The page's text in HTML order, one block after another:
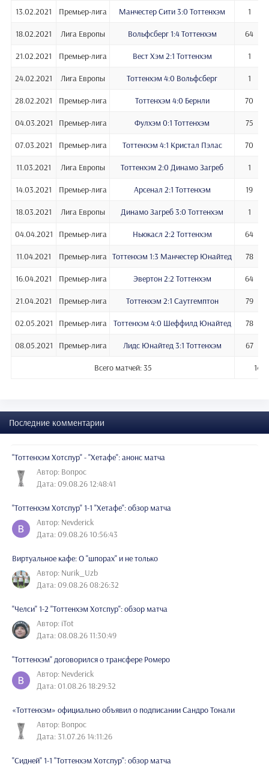
13.02.2021 Премьер-лига Манчестер Сити 3:0 Тоттенхэм 1
18.02.2021 Лига Европы Вольфсберг 1:4 Тоттенхэм 64
21.02.2021 Премьер-лига Вест Хэм 2:1 Тоттенхэм 1
24.02.2021 Лига Европы Тоттенхэм 4:0 Вольфсберг 1
28.02.2021 Премьер-лига Тоттенхэм 4:0 Бернли 70
04.03.2021 Премьер-лига Фулхэм 0:1 Тоттенхэм 75
07.03.2021 Премьер-лига Тоттенхэм 4:1 Кристал Пэлас 70
11.03.2021 Лига Европы Тоттенхэм 2:0 Динамо Загреб 1
14.03.2021 Премьер-лига Арсенал 2:1 Тоттенхэм 19
18.03.2021 Лига Европы Динамо Загреб 3:0 Тоттенхэм 1
04.04.2021 Премьер-лига Ньюкасл 2:2 Тоттенхэм 64
11.04.2021 Премьер-лига Тоттенхэм 1:3 Манчестер Юнайтед 78
16.04.2021 Премьер-лига Эвертон 2:2 Тоттенхэм 64
21.04.2021 Премьер-лига Тоттенхэм 2:1 Саутгемптон 79
02.05.2021 Премьер-лига Тоттенхэм 4:0 Шеффилд Юнайтед 78
08.05.2021 Премьер-лига Лидс Юнайтед 3:1 Тоттенхэм 67
Всего матчей: 35 1441
Последние комментарии
"Тоттенхэм Хотспур" - "Хетафе": анонс матча
Автор: Вопрос
Дата: 09.08.26 12:48:41
"Тоттенхэм Хотспур" 1-1 "Хетафе": обзор матча
Автор: Nevderick
Дата: 09.08.26 10:56:43
Виртуальное кафе: О "шпорах" и не только
Автор: Nurik_Uzb
Дата: 09.08.26 08:26:32
"Челси" 1-2 "Тоттенхэм Хотспур": обзор матча
Автор: iTot
Дата: 08.08.26 11:30:49
"Тоттенхэм" договорился о трансфере Ромеро
Автор: Nevderick
Дата: 01.08.26 18:29:32
«Тоттенхэм» официально объявил о подписании Сандро Тонали
Автор: Вопрос
Дата: 31.07.26 14:11:26
"Сидней" 1-1 "Тоттенхэм Хотспур": обзор матча